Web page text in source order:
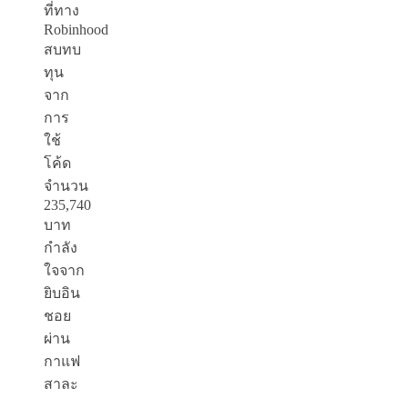
ที่ทาง
Robinhood
สบทบ
ทุน
จาก
การ
ใช้
โค้ด
จำนวน
235,740
บาท
กำลัง
ใจจาก
ยิบอิน
ชอย
ผ่าน
กาแฟ
สาละ